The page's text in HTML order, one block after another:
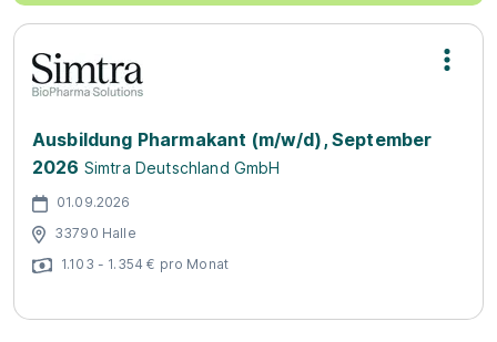
Ausbildung Pharmakant (m/w/d), September
2026 Simtra Deutschland GmbH
01.09.2026
33790 Halle
1.103 - 1.354 € pro Monat